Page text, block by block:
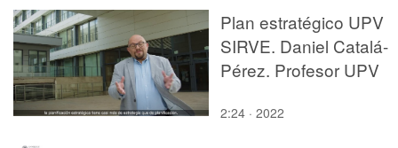
Plan estratégico UPV
SIRVE. Daniel Catalá-
Pérez. Profesor UPV
2:24 · 2022